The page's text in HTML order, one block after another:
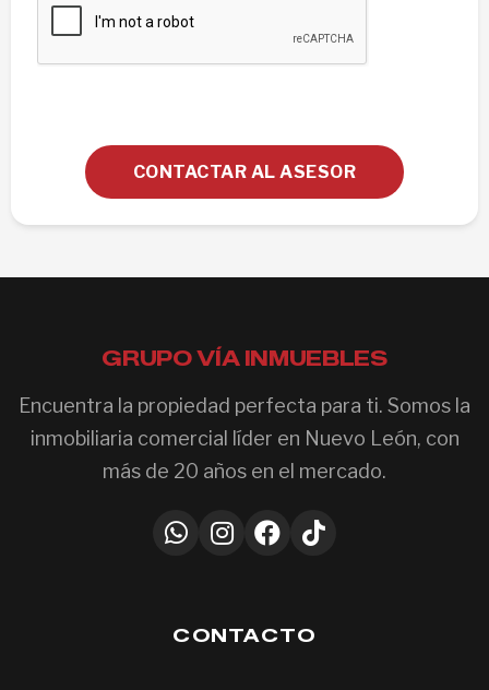
CONTACTAR AL ASESOR
GRUPO VÍA INMUEBLES
Encuentra la propiedad perfecta para ti. Somos la
inmobiliaria comercial líder en Nuevo León, con
más de 20 años en el mercado.
CONTACTO